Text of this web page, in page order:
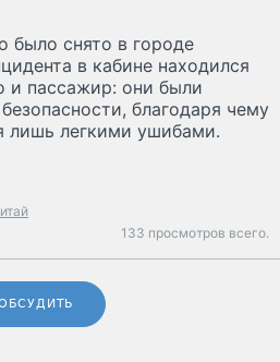
было снято в городе
в кабине находился
и пассажир: они были
благодаря чему
лишь легкими ушибами.
133 просмотров всего.